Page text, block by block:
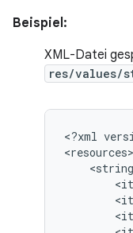
Beispiel:
XML-Datei
res/values/
<?xml